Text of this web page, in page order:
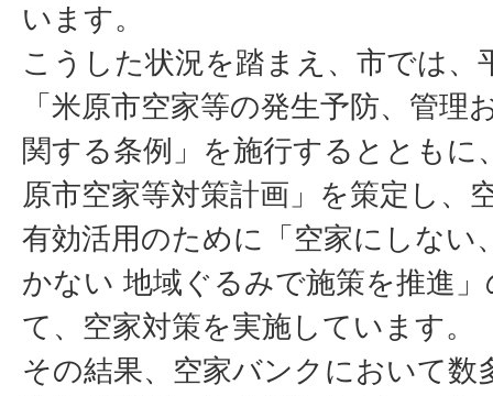
います。
こうした状況を踏まえ、市では、
「米原市空家等の発生予防、管理
関する条例」を施行するとともに
原市空家等対策計画」を策定し、
有効活用のために「空家にしない
かない 地域ぐるみで施策を推進
て、空家対策を実施しています。
その結果、空家バンクにおいて数